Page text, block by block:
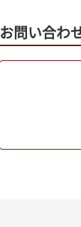
お問い合わ